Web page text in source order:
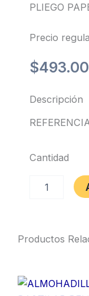
PLIEGO
Precio
$493.00
Descripción
Cantidad
PAPEL
Productos